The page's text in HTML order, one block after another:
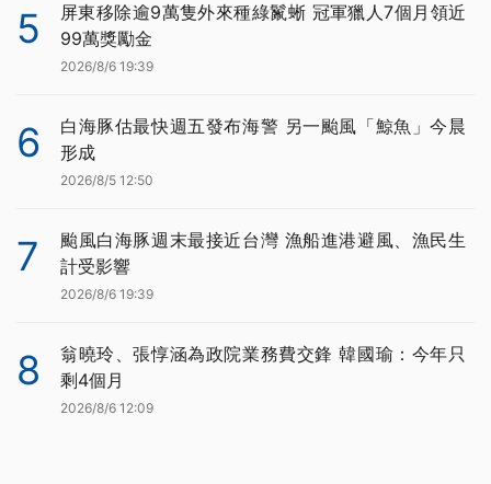
5
屏東移除逾9萬隻外來種綠鬣蜥 冠軍獵人7個月領近
99萬獎勵金
2026/8/6 19:39
6
白海豚估最快週五發布海警 另一颱風「鯨魚」今晨
形成
2026/8/5 12:50
7
颱風白海豚週末最接近台灣 漁船進港避風、漁民生
計受影響
2026/8/6 19:39
8
翁曉玲、張惇涵為政院業務費交鋒 韓國瑜：今年只
剩4個月
2026/8/6 12:09